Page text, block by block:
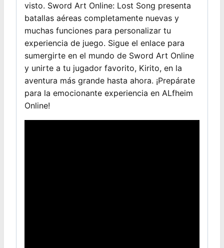
visto. Sword Art Online: Lost Song presenta
batallas aéreas completamente nuevas y
muchas funciones para personalizar tu
experiencia de juego. Sigue el enlace para
sumergirte en el mundo de Sword Art Online
y unirte a tu jugador favorito, Kirito, en la
aventura más grande hasta ahora. ¡Prepárate
para la emocionante experiencia en ALfheim
Online!